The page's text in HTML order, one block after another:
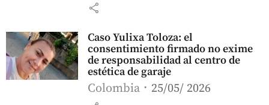
share
Caso Yulixa Toloza: el
consentimiento firmado no exime
de responsabilidad al centro de
estética de garaje
Colombia 25/05/ 2026